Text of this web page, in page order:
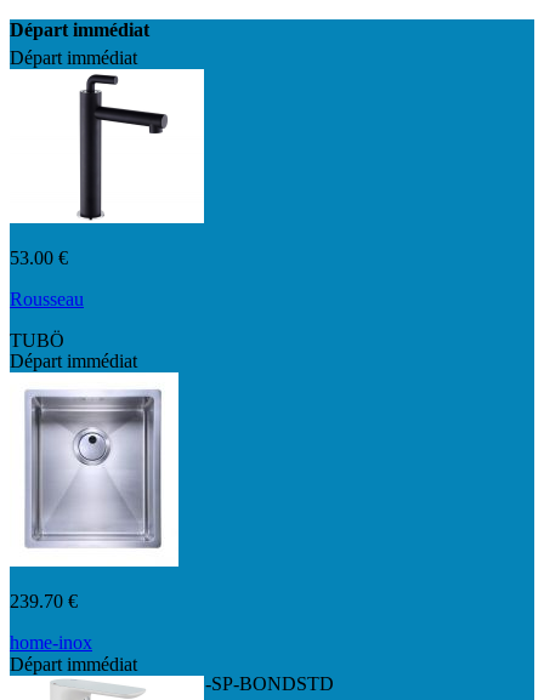
Départ immédiat
Départ immédiat
53.00 €
Rousseau
TUBÖ
Départ immédiat
239.70 €
home-inox
HI-34x40R10-VIDMAN-SP-BONDSTD
Départ immédiat